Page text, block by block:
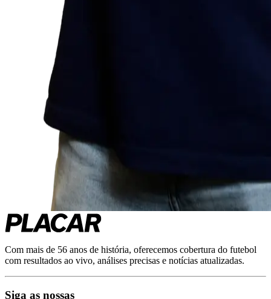
Com mais de 56 anos de história, oferecemos cobertura do futebol
com resultados ao vivo, análises precisas e notícias atualizadas.
Siga as nossas